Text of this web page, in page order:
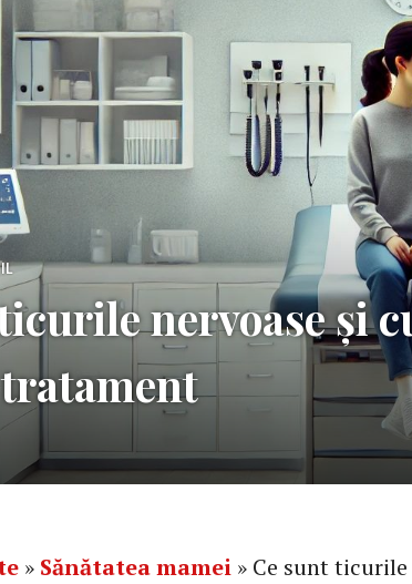
nervoase și
» Sănătatea mamei » Ce sunt ticurile